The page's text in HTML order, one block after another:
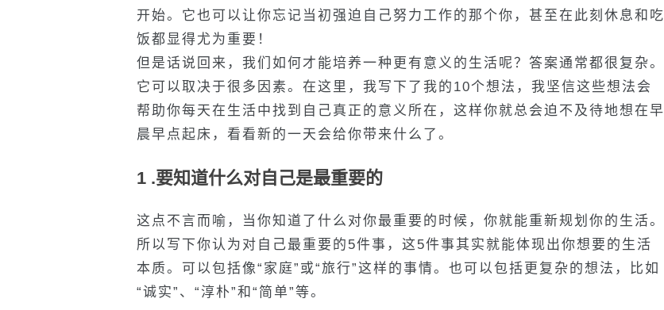
开始。它也可以让你忘记当初强迫自己努力工作的那个你，甚至在此刻休息和吃
饭都显得尤为重要！
但是话说回来，我们如何才能培养一种更有意义的生活呢？答案通常都很复杂。
它可以取决于很多因素。在这里，我写下了我的10个想法，我坚信这些想法会
帮助你每天在生活中找到自己真正的意义所在，这样你就总会迫不及待地想在早
晨早点起床，看看新的一天会给你带来什么了。
1 .要知道什么对自己是最重要的
这点不言而喻，当你知道了什么对你最重要的时候，你就能重新规划你的生活。
所以写下你认为对自己最重要的5件事，这5件事其实就能体现出你想要的生活
本质。可以包括像“家庭”或“旅行”这样的事情。也可以包括更复杂的想法，比如
“诚实”、“淳朴”和“简单”等。